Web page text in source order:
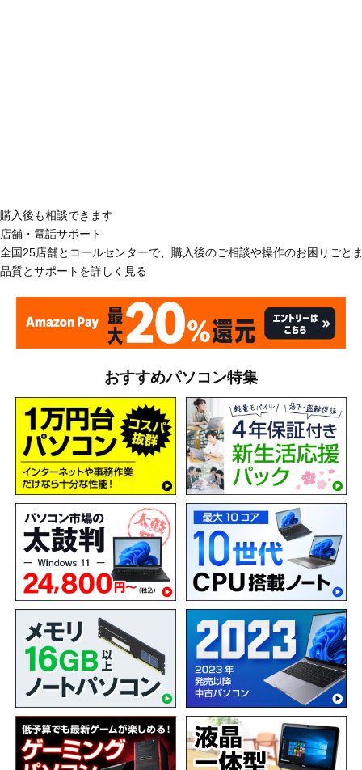
購入後も相談できます
店舗・電話サポート
全国25店舗とコールセンターで、購入後のご相談や操作のお困りごと
品質とサポートを詳しく見る
おすすめパソコン特集